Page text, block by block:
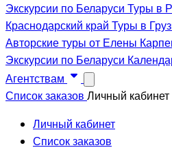
Экскурсии по Беларуси Туры в
Краснодарский край Туры в
Авторские туры от Елены
Экскурсии по Беларуси
Агентствам
Список заказов Личный кабинет
Личный кабинет
Список заказов